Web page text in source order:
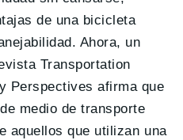
de una bicicleta
Ahora, un
Transportation
Perspectives afirma que
medio de transporte
aquellos que utilizan una